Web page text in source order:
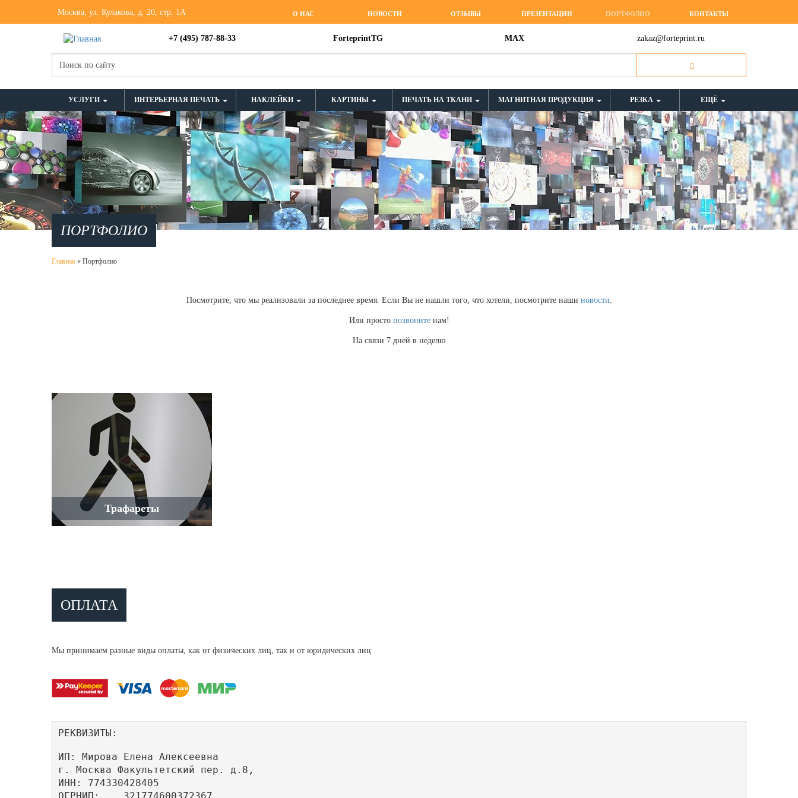
Москва, ул. Кулакова, д. 20, стр. 1А О НАС НОВОСТИ ОТЗЫВЫ ПРЕЗЕНТАЦИИ ПОРТФОЛИО КОНТАКТЫ
+7 (495) 787-88-33 ForteprintTG MAX zakaz@forteprint.ru
УСЛУГИ ИНТЕРЬЕРНАЯ ПЕЧАТЬ НАКЛЕЙКИ КАРТИНЫ ПЕЧАТЬ НА ТКАНИ МАГНИТНАЯ ПРОДУКЦИЯ РЕЗКА ЕЩЁ
ПОРТФОЛИО
Главная » Портфолио
Посмотрите, что мы реализовали за последнее время. Если Вы не нашли того, что хотели, посмотрите наши новости.
Или просто позвонитенам!
На связи 7 дней в неделю
Трафареты
ОПЛАТА
Мы принимаем разные виды оплаты, как от физических лиц, так и от юридических лиц
РЕКВИЗИТЫ:
ИП: Мирова Елена Алексеевна
г. Москва Факультетский пер. д.8,
ИНН: 774330428405